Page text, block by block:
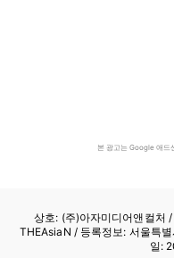
본 광고는 Google 애드
상호: (주)아자미디어앤컬처
THEAsiaN / 등록정보: 서울특
일: